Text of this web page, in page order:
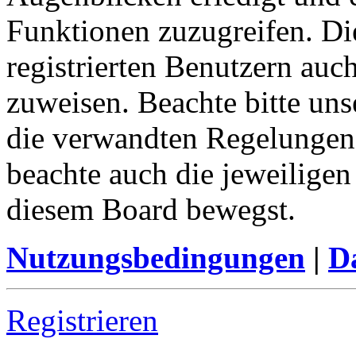
Funktionen zuzugreifen.
registrierten Benutzern
zuweisen. Beachte bitte
die verwandten
beachte auch die
diesem Board bewegst.
Nutzungsbedingungen |
Registrieren